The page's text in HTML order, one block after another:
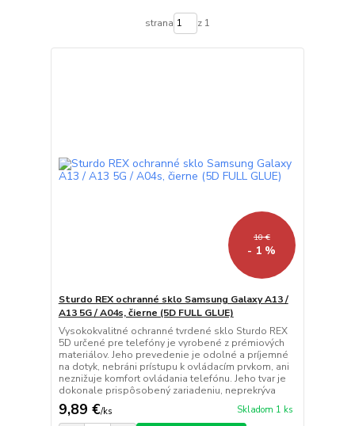
strana z 1
10 €
- 1 %
Sturdo REX ochranné sklo Samsung Galaxy A13 /
A13 5G / A04s, čierne (5D FULL GLUE)
Vysokokvalitné ochranné tvrdené sklo Sturdo REX
5D určené pre telefóny je vyrobené z prémiových
materiálov. Jeho prevedenie je odolné a príjemné
na dotyk, nebráni prístupu k ovládacím prvkom, ani
neznižuje komfort ovládania telefónu. Jeho tvar je
dokonale prispôsobený zariadeniu, neprekrýva
9,89 €/ks Skladom 1 ks